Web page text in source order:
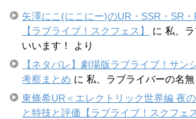
矢澤にこ(にこにー)のUR・SSR・SR
【ラブライブ！スクフェス】
に私、
いいます！
より
【ネタバレ】劇場版ラブライブ！サン
考察まとめ に私、ラブライバーの名無
東條希UR＜エレクトリック世界編 夜
と特技と評価【ラブライブ！スクフェス